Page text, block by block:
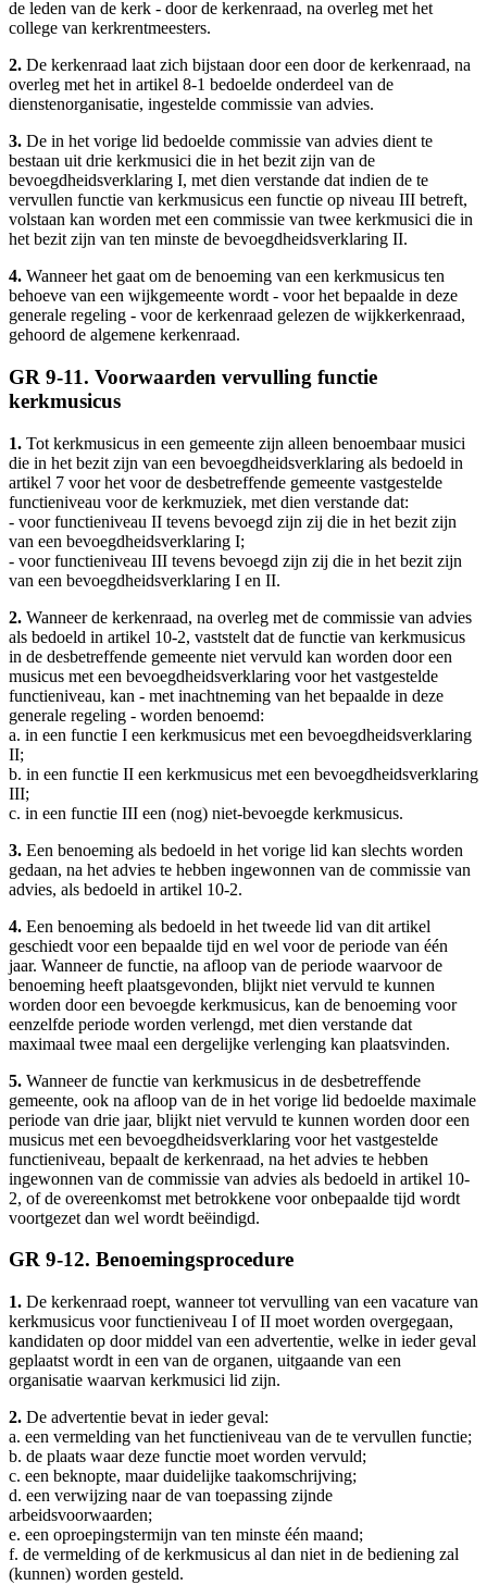
de leden van de kerk - door de kerkenraad, na overleg met het
college van kerkrentmeesters.
2. De kerkenraad laat zich bijstaan door een door de kerkenraad, na
overleg met het in artikel 8-1 bedoelde onderdeel van de
dienstenorganisatie, ingestelde commissie van advies.
3. De in het vorige lid bedoelde commissie van advies dient te
bestaan uit drie kerkmusici die in het bezit zijn van de
bevoegdheidsverklaring I, met dien verstande dat indien de te
vervullen functie van kerkmusicus een functie op niveau III betreft,
volstaan kan worden met een commissie van twee kerkmusici die in
het bezit zijn van ten minste de bevoegdheidsverklaring II.
4. Wanneer het gaat om de benoeming van een kerkmusicus ten
behoeve van een wijkgemeente wordt - voor het bepaalde in deze
generale regeling - voor de kerkenraad gelezen de wijkkerkenraad,
gehoord de algemene kerkenraad.
GR 9-11. Voorwaarden vervulling functie
kerkmusicus
1. Tot kerkmusicus in een gemeente zijn alleen benoembaar musici
die in het bezit zijn van een bevoegdheidsverklaring als bedoeld in
artikel 7 voor het voor de desbetreffende gemeente vastgestelde
functieniveau voor de kerkmuziek, met dien verstande dat:
- voor functieniveau II tevens bevoegd zijn zij die in het bezit zijn
van een bevoegdheidsverklaring I;
- voor functieniveau III tevens bevoegd zijn zij die in het bezit zijn
van een bevoegdheidsverklaring I en II.
2. Wanneer de kerkenraad, na overleg met de commissie van advies
als bedoeld in artikel 10-2, vaststelt dat de functie van kerkmusicus
in de desbetreffende gemeente niet vervuld kan worden door een
musicus met een bevoegdheidsverklaring voor het vastgestelde
functieniveau, kan - met inachtneming van het bepaalde in deze
generale regeling - worden benoemd:
a. in een functie I een kerkmusicus met een bevoegdheidsverklaring
II;
b. in een functie II een kerkmusicus met een bevoegdheidsverklaring
III;
c. in een functie III een (nog) niet-bevoegde kerkmusicus.
3. Een benoeming als bedoeld in het vorige lid kan slechts worden
gedaan, na het advies te hebben ingewonnen van de commissie van
advies, als bedoeld in artikel 10-2.
4. Een benoeming als bedoeld in het tweede lid van dit artikel
geschiedt voor een bepaalde tijd en wel voor de periode van één
jaar. Wanneer de functie, na afloop van de periode waarvoor de
benoeming heeft plaatsgevonden, blijkt niet vervuld te kunnen
worden door een bevoegde kerkmusicus, kan de benoeming voor
eenzelfde periode worden verlengd, met dien verstande dat
maximaal twee maal een dergelijke verlenging kan plaatsvinden.
5. Wanneer de functie van kerkmusicus in de desbetreffende
gemeente, ook na afloop van de in het vorige lid bedoelde maximale
periode van drie jaar, blijkt niet vervuld te kunnen worden door een
musicus met een bevoegdheidsverklaring voor het vastgestelde
functieniveau, bepaalt de kerkenraad, na het advies te hebben
ingewonnen van de commissie van advies als bedoeld in artikel 10-
2, of de overeenkomst met betrokkene voor onbepaalde tijd wordt
voortgezet dan wel wordt beëindigd.
GR 9-12. Benoemingsprocedure
1. De kerkenraad roept, wanneer tot vervulling van een vacature van
kerkmusicus voor functieniveau I of II moet worden overgegaan,
kandidaten op door middel van een advertentie, welke in ieder geval
geplaatst wordt in een van de organen, uitgaande van een
organisatie waarvan kerkmusici lid zijn.
2. De advertentie bevat in ieder geval:
a. een vermelding van het functieniveau van de te vervullen functie;
b. de plaats waar deze functie moet worden vervuld;
c. een beknopte, maar duidelijke taakomschrijving;
d. een verwijzing naar de van toepassing zijnde
arbeidsvoorwaarden;
e. een oproepingstermijn van ten minste één maand;
f. de vermelding of de kerkmusicus al dan niet in de bediening zal
(kunnen) worden gesteld.